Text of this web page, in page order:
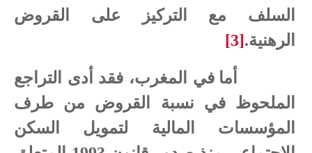
السلف مع التركيز على القروض
الرهنية.[3]
أما في المغرب، فقد أدى التراجع
الملحوظ في نسبة القروض من طرف
المؤسسات المالية لتمويل السكن